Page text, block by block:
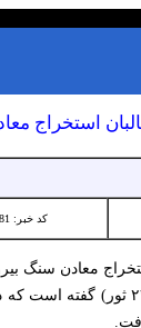
استخراج
کد خبر: 200181
معادن سنگ
سیف‌الدین لتون، سخنگوی